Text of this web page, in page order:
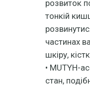
розвиток
тонкій
частинах
шкіру,
• MUTYH-
стан,